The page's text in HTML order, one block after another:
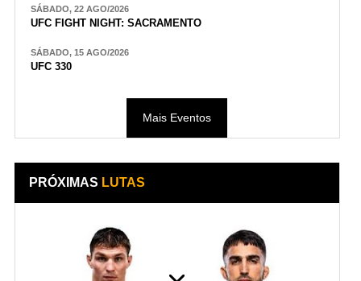
SÁBADO, 22 AGO/2026
UFC FIGHT NIGHT: SACRAMENTO
SÁBADO, 15 AGO/2026
UFC 330
Mais Eventos
PRÓXIMAS LUTAS